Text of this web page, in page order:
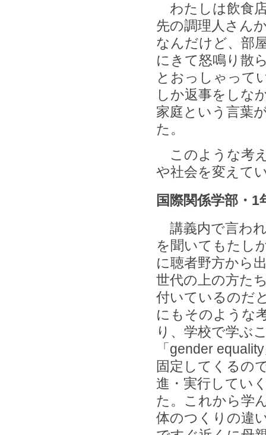
わたしは飲食
先の調理人さん
なんだけど、部
にきて怒鳴り散
とおっしゃって
しか返事をしな
家庭という言葉
た。
このような考
や社会を変えて
国際関係学部・1
講義内で言わ
を聞いてもたし
に聴者野方から
世代の上の方た
付いているのだ
にもそのような
り、学校で学ぶ
「gender
固定してくるの
進・実行してい
た。これから学
体のつくりの違